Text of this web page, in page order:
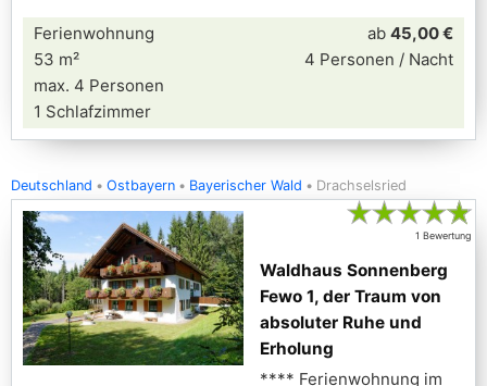
Ferienwohnung
53 m²
max. 4 Personen
1 Schlafzimmer
ab 45,00 €
4 Personen / Nacht
Deutschland Ostbayern Bayerischer Wald Drachselsried
★★★★★
1 Bewertung
Waldhaus Sonnenberg
Fewo 1, der Traum von
absoluter Ruhe und
Erholung
**** Ferienwohnung im